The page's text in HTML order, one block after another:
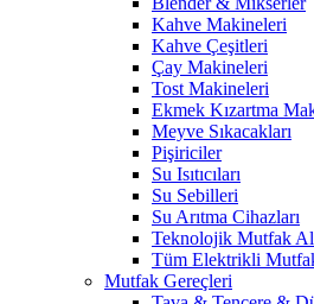
Kahve Makineleri
Kahve Çeşitleri
Çay Makineleri
Tost Makineleri
Ekmek Kızartma
Meyve Sıkacakları
Pişiriciler
Su Isıtıcıları
Su Sebilleri
Su Arıtma Cihazları
Teknolojik Mutfak
Tüm Elektrikli
Mutfak Gereçleri